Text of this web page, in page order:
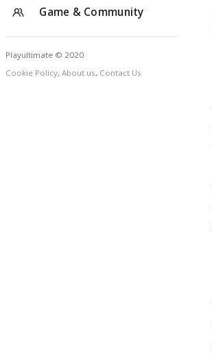
Game & Community
Playultimate © 2020
Cookie Policy, About us, Contact Us